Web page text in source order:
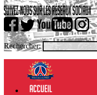
Rechercher: